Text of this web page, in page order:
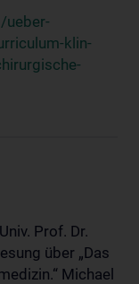
ueber-
klin-
Prof. Dr.
über „Das
Michael